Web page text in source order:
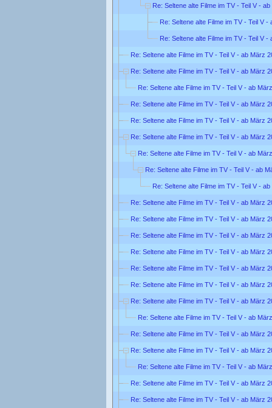
Re: Seltene alte Filme im TV - Teil V -
Re: Seltene alte Filme im TV - Teil V -
Re: Seltene alte Filme im TV - Teil V -
Re: Seltene alte Filme im TV - Teil V - ab März
Re: Seltene alte Filme im TV - Teil V - ab März
Re: Seltene alte Filme im TV - Teil V - ab
Re: Seltene alte Filme im TV - Teil V - ab März
Re: Seltene alte Filme im TV - Teil V - ab März
Re: Seltene alte Filme im TV - Teil V - ab März
Re: Seltene alte Filme im TV - Teil V - ab
Re: Seltene alte Filme im TV - Teil V - ab
Re: Seltene alte Filme im TV - Teil V -
Re: Seltene alte Filme im TV - Teil V - ab März
Re: Seltene alte Filme im TV - Teil V - ab März
Re: Seltene alte Filme im TV - Teil V - ab März
Re: Seltene alte Filme im TV - Teil V - ab März
Re: Seltene alte Filme im TV - Teil V - ab März
Re: Seltene alte Filme im TV - Teil V - ab März
Re: Seltene alte Filme im TV - Teil V - ab März
Re: Seltene alte Filme im TV - Teil V - ab
Re: Seltene alte Filme im TV - Teil V - ab März
Re: Seltene alte Filme im TV - Teil V - ab März
Re: Seltene alte Filme im TV - Teil V - ab
Re: Seltene alte Filme im TV - Teil V - ab März
Re: Seltene alte Filme im TV - Teil V - ab März